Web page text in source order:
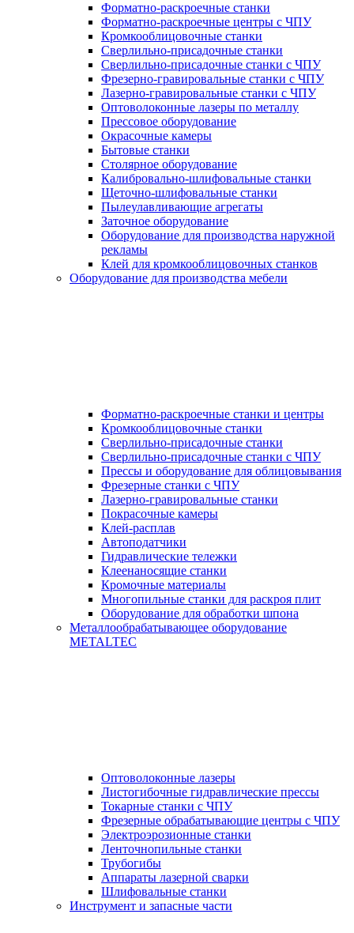
Форматно-раскроечные станки
Форматно-раскроечные центры с ЧПУ
Кромкооблицовочные станки
Сверлильно-присадочные станки
Сверлильно-присадочные станки с ЧПУ
Фрезерно-гравировальные станки с ЧПУ
Лазерно-гравировальные станки с ЧПУ
Оптоволоконные лазеры по металлу
Прессовое оборудование
Окрасочные камеры
Бытовые станки
Столярное оборудование
Калибровально-шлифовальные станки
Щеточно-шлифовальные станки
Пылеулавливающие агрегаты
Заточное оборудование
Оборудование для производства наружной
рекламы
Клей для кромкооблицовочных станков
Оборудование для производства мебели
Форматно-раскроечные станки и центры
Кромкооблицовочные станки
Сверлильно-присадочные станки
Сверлильно-присадочные станки с ЧПУ
Прессы и оборудование для облицовывания
Фрезерные станки с ЧПУ
Лазерно-гравировальные станки
Покрасочные камеры
Клей-расплав
Автоподатчики
Гидравлические тележки
Клеенаносящие станки
Кромочные материалы
Многопильные станки для раскроя плит
Оборудование для обработки шпона
Металлообрабатывающее оборудование
METALTEC
Оптоволоконные лазеры
Листогибочные гидравлические прессы
Токарные станки с ЧПУ
Фрезерные обрабатывающие центры с ЧПУ
Электроэрозионные станки
Ленточнопильные станки
Трубогибы
Аппараты лазерной сварки
Шлифовальные станки
Инструмент и запасные части